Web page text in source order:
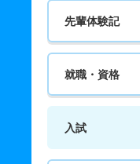
先輩体験記
就職・資格
入試